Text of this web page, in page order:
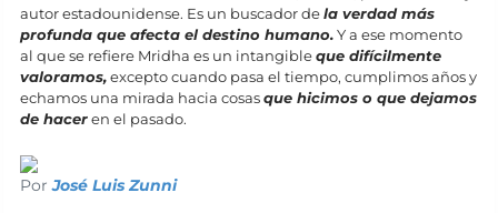
autor estadounidense. Es un buscador dela verdad más
profunda que afecta el destino humano.Y a ese momento
al que se refiere Mridha es un intangibleque difícilmente
valoramos,excepto cuando pasa el tiempo, cumplimos años y
echamos una mirada hacia cosasque hicimos o que dejamos
de haceren el pasado.
PorJosé Luis Zunni